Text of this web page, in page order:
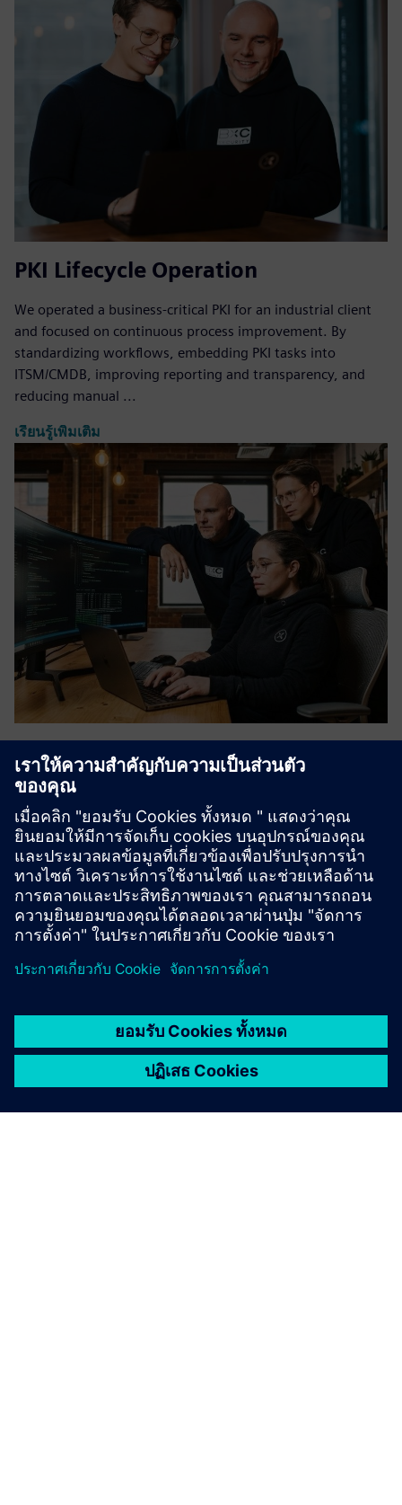
PKI Lifecycle Operation
We operated a business-critical PKI for an industrial client
and focused on continuous process improvement. By
standardizing workflows, embedding PKI tasks into
ITSM/CMDB, improving reporting and transparency, and
reducing manual ...
เรียนรู้เพิ่มเติม
IDIAL
IDIAL is a containerized identity automation solution for
industrial OT. It automates certificate enrollment, renewal,
revocation, and distribution without local agents,
integrates with OPC UA GDS Push, and ensures every asset
mai...
เรียนรู้เพิ่มเติม